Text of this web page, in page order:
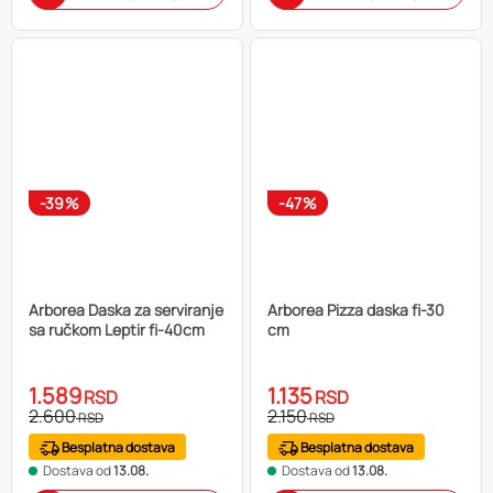
-39%
Arborea Daska za serviranje
sa ručkom Leptir fi-40cm
1.589RSD
2.600RSD
Besplatna dostava
Dostava od13.08.
-47%
Arborea Pizza daska fi-30
cm
1.135RSD
2.150RSD
Besplatna dostava
Dostava od13.08.